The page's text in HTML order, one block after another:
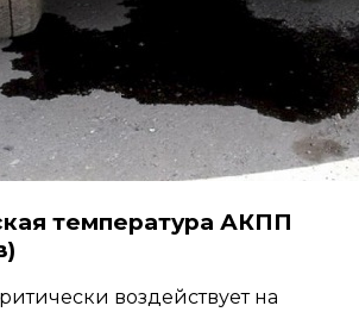
температура АКПП
воздействует на